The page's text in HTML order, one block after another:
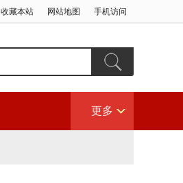
收藏本站 网站地图 手机访问
更多